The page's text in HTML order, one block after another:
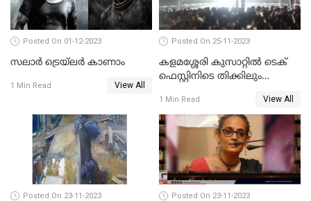
Posted On 01-12-2023
സലാര്‍ ട്രെയ്‌ലർ കാണാം
1 Min Read View All
Posted On 25-11-2023
കളമശ്ശേരി കുസാറ്റില്‍ ടെക്
ഫെസ്റ്റിനിടെ തിക്കിലും
1 Min Read View All
Posted On 23-11-2023 Posted On 23-11-2023